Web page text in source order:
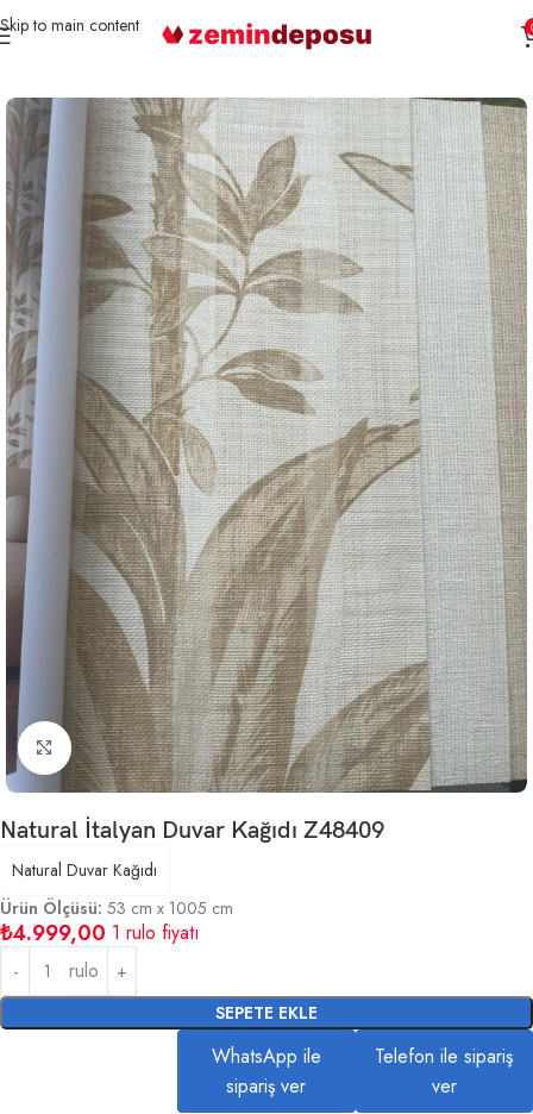
Skip to main content
Büyütmek için tıklayın
Natural İtalyan Duvar Kağıdı Z48409
Natural Duvar Kağıdı
Ürün Ölçüsü: 53 cm x 1005 cm
₺4.999,00 1 rulo fiyatı
rulo
SEPETE EKLE
WhatsApp ile
sipariş ver
Telefon ile sipariş
ver